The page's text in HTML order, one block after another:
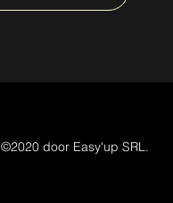
©2020 door Easy'up SRL.